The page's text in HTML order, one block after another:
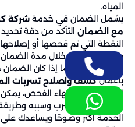
المياه.
يشمل الضمان في خدمة شركة
مع الضمان التأكد من دقة
النقطة التي تم فحصها أو
بنفس المشكلة خلال مدة الضمان
كما يتم توضيح ما إذا كان
بأعمالكشف واصلاح تسربات
المعالجة.بعد انتهاء الفحص،
يوضح مكان التسرب وسببه
الخدمة أكثر وضوحًا ويساعدك